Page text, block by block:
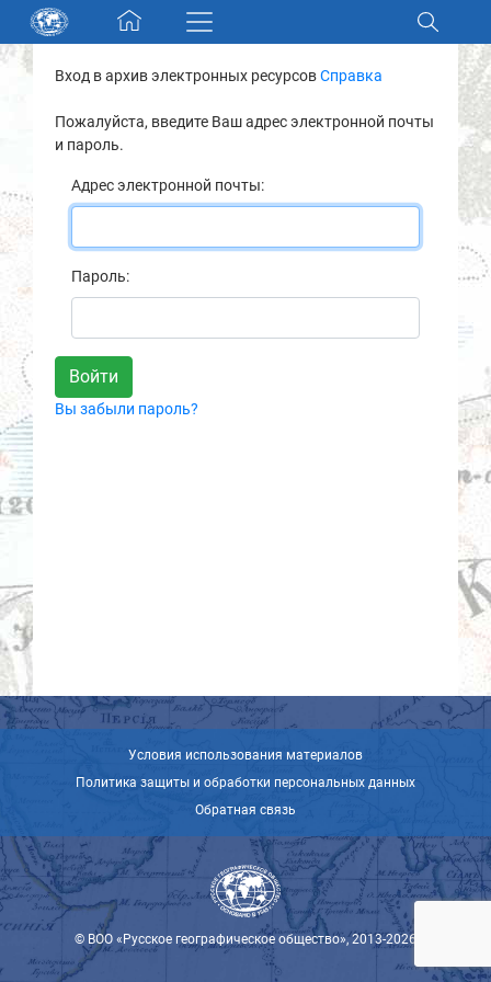
Skip navigation
Разделы и коллекции
Электронный каталог
Новости
О нас
Контакты
Партнеры
Вход в архив электронных ресурсовСправка
Пожалуйста, введите Ваш адрес электронной почты
и пароль.
Адрес электронной почты:
Пароль:
Вы забыли пароль?
Условия использования материалов
Политика защиты и обработки персональных данных
Обратная связь
© ВОО «Русское географическое общество», 2013-2026